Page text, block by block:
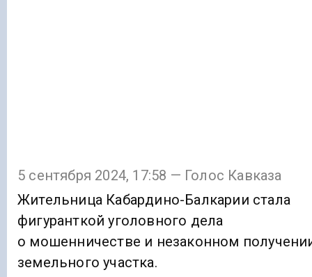
5 сентября 2024, 17:58 — Голос Кавказа
Жительница Кабардино-Балкарии стала
фигуранткой уголовного дела
о мошенничестве и незаконном
земельного участка.